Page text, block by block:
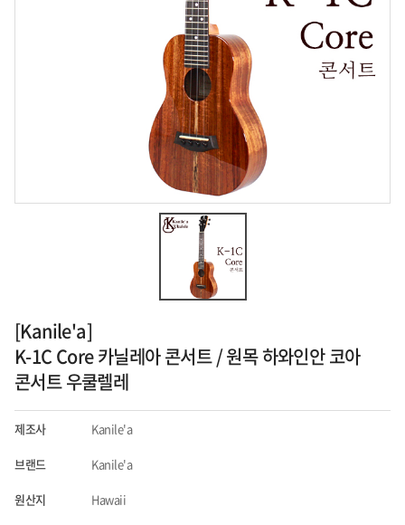
[Kanile'a]
K-1C Core 카닐레아 콘서트 / 원목 하와인안 코아
콘서트 우쿨렐레
제조사 Kanile'a
브랜드 Kanile'a
원산지 Hawaii